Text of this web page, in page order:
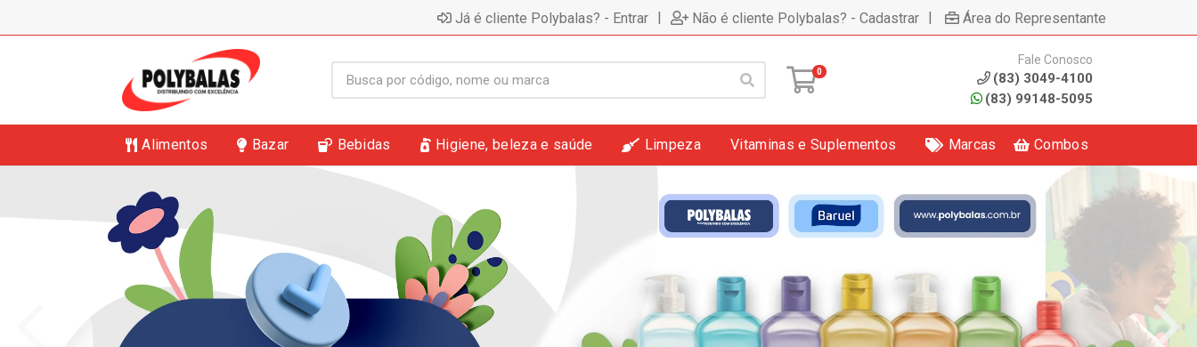
Já é cliente Polybalas? - Entrar | Não é cliente Polybalas? - Cadastrar | Área do Representante
0
Fale Conosco
(83) 3049-4100
(83) 99148-5095
Alimentos Bazar Bebidas Higiene, beleza e saúde Limpeza Vitaminas e Suplementos Marcas Combos